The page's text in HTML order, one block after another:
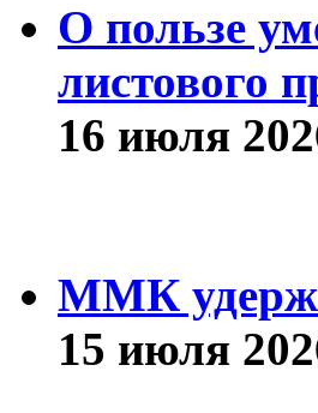
О пользе
листового
16 июля
ММК
15 июля